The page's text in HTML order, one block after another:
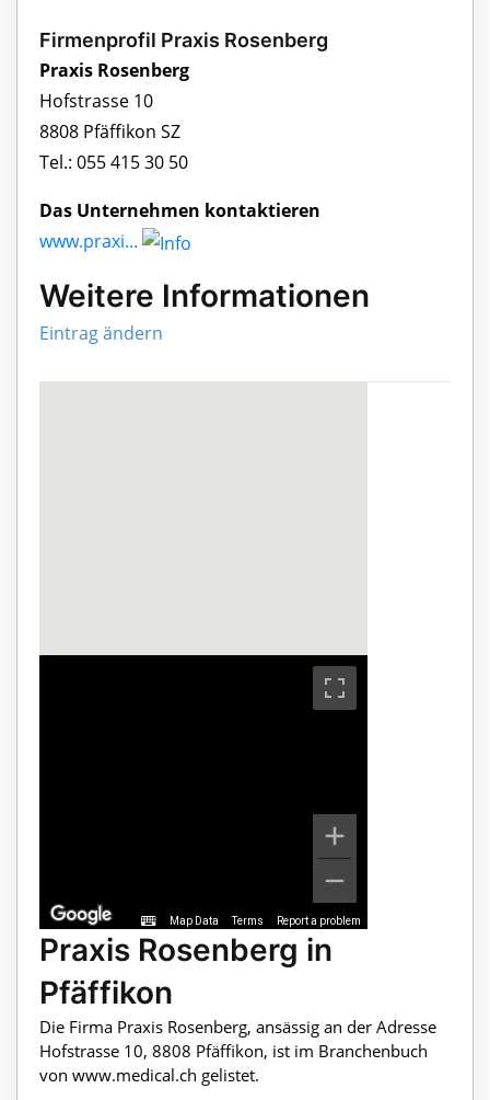
Firmenprofil Praxis Rosenberg
Praxis Rosenberg
Hofstrasse 10
8808 Pfäffikon SZ
Tel.: 055 415 30 50
Das Unternehmen kontaktieren
www.praxi...
Weitere Informationen
Eintrag ändern
Map Data Terms Report a problem
Praxis Rosenberg in
Pfäffikon
Die Firma Praxis Rosenberg, ansässig an der Adresse
Hofstrasse 10, 8808 Pfäffikon, ist im Branchenbuch
von www.medical.ch gelistet.